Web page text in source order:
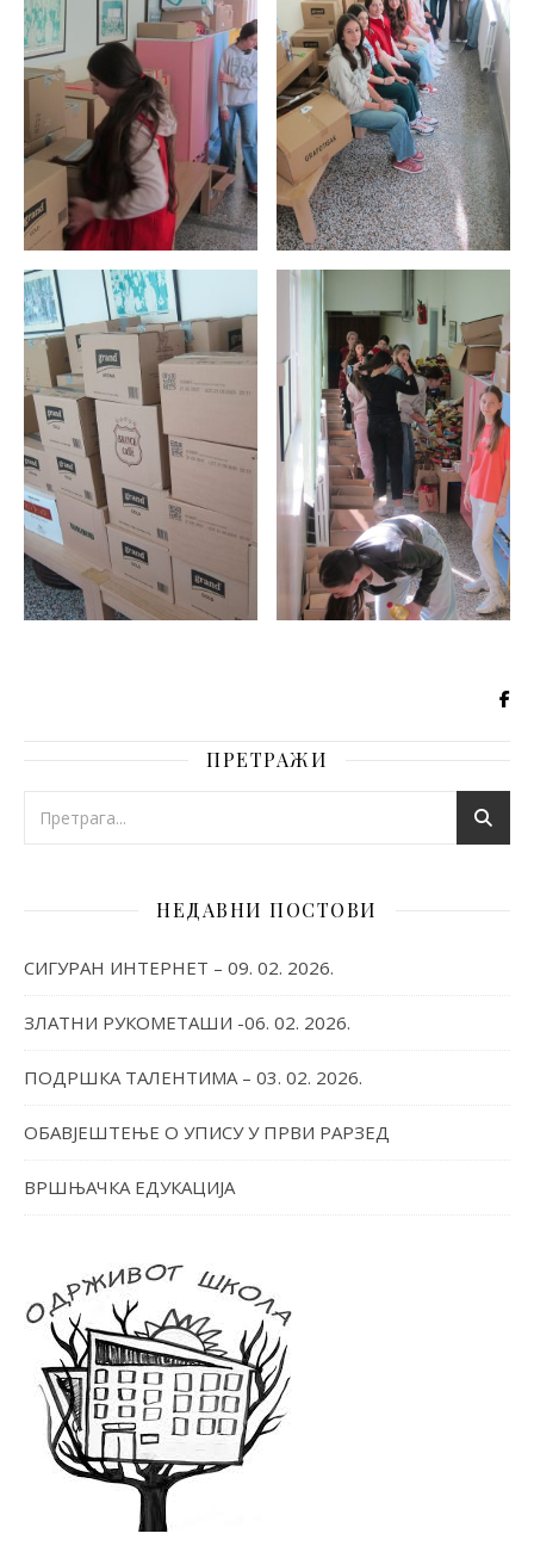
ПРЕТРАЖИ
НЕДАВНИ ПОСТОВИ
СИГУРАН ИНТЕРНЕТ – 09. 02. 2026.
ЗЛАТНИ РУКОМЕТАШИ -06. 02. 2026.
ПОДРШКА ТАЛЕНТИМА – 03. 02. 2026.
ОБАВЈЕШТЕЊЕ О УПИСУ У ПРВИ РАРЗЕД
ВРШЊАЧКА ЕДУКАЦИЈА